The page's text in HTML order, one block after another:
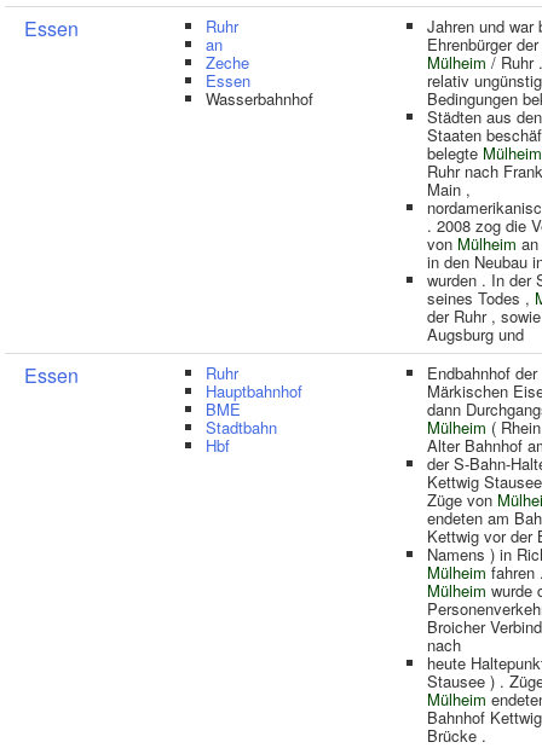
Essen Ruhr
an
Zeche
Essen
Wasserbahnhof
Jahren und war
Ehrenbürger
Mülheim / Ruhr
relativ
Bedingungen
Städten aus
Staaten
belegte Mülheim
Ruhr nach
Main ,
. 2008 zog die
von Mülheim
in den Neubau
wurden . In der
seines Todes ,
der Ruhr ,
Augsburg und
Essen Ruhr
Hauptbahnhof
BME
Stadtbahn
Hbf
Endbahnhof
Märkischen
dann
Mülheim (
Alter Bahnhof
der S-Bahn-
Kettwig
Züge von
endeten am
Kettwig vor der
Namens ) in
Mülheim fahren
Mülheim wurde
Broicher
nach
heute
Stausee ) .
Mülheim
Bahnhof
Brücke .